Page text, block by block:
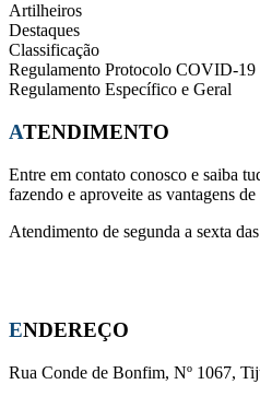
Artilheiros
Destaques
Classificação
Regulamento Protocolo COVID-19
Regulamento Específico e Geral
ATENDIMENTO
Entre em contato conosco e saiba
fazendo e aproveite as vantagens de
Atendimento de segunda a sexta
ENDEREÇO
Rua Conde de Bonfim, Nº 1067,